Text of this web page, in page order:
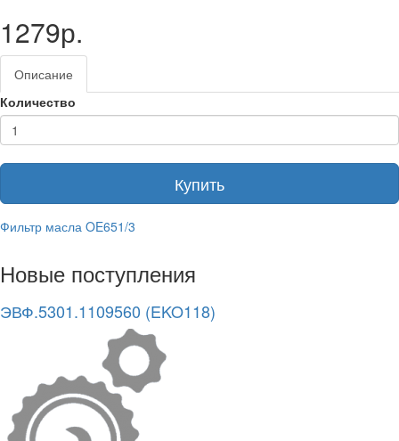
1279р.
Описание
Количество
Купить
Фильтр масла OE651/3
Новые поступления
ЭВФ.5301.1109560 (EKO118)